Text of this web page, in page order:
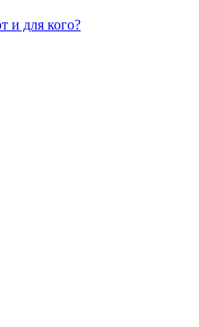
и для кого?